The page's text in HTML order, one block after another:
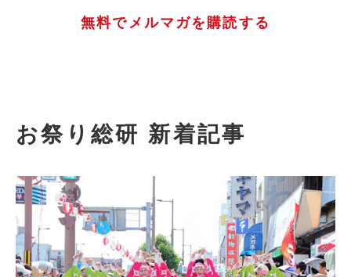
無料でメルマガを購読する
お祭り総研 新着記事